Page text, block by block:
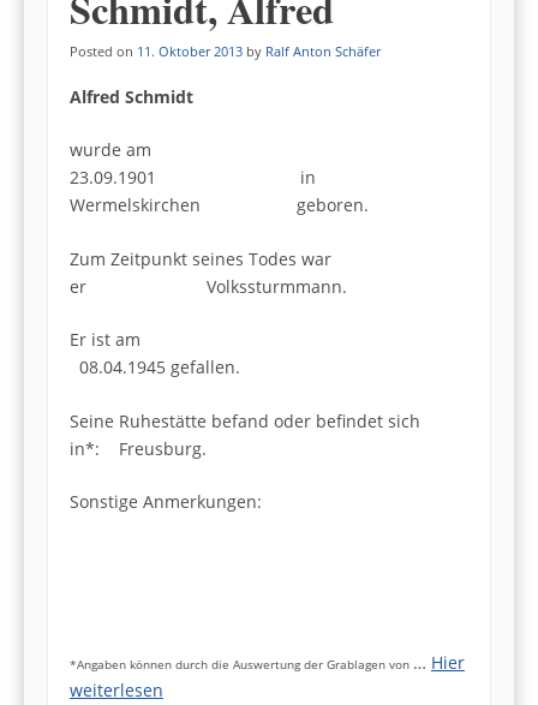
Posted on 11. Oktober 2013 by Ralf Anton Schäfer
Alfred Schmidt
wurde am
23.09.1901 in
Wermelskirchen geboren.
Zum Zeitpunkt seines Todes war
er Volkssturmmann.
Er ist am
08.04.1945 gefallen.
Seine Ruhestätte befand oder befindet sich
in*: Freusburg.
Sonstige Anmerkungen:
*Angaben können durch die Auswertung der Grablagen von … Hier
weiterlesen